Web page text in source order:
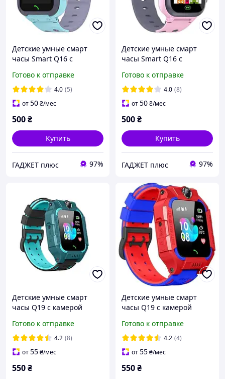
Детские умные смарт
часы Smart Q16 с
геозоной Sim-картой Blue
(16107-hbr) D14-2025
Готово к отправке
4.0 (5)
от50₴/мес
500₴
Купить
ГАДЖЕТ плюс 97%
Детские умные смарт
часы Smart Q16 с
геозоной Sim-картой Pink
(16108-hbr) D14-2025
Готово к отправке
4.0 (8)
от50₴/мес
500₴
Купить
ГАДЖЕТ плюс 97%
Детские умные смарт
часы Q19 с камерой
(Blue Black)-ЛBР
Готово к отправке
4.2 (8)
от55₴/мес
550₴
Детские умные смарт
часы Q19 с камерой
(Red Blue)-ЛBР
Готово к отправке
4.2 (4)
от55₴/мес
550₴